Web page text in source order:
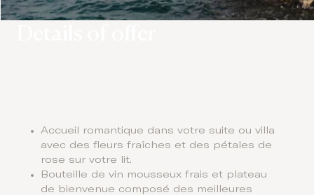
Accueil romantique dans votre suite ou villa
avec des fleurs fraîches et des pétales de
rose sur votre lit.
Bouteille de vin mousseux frais et plateau
de bienvenue composé des meilleures